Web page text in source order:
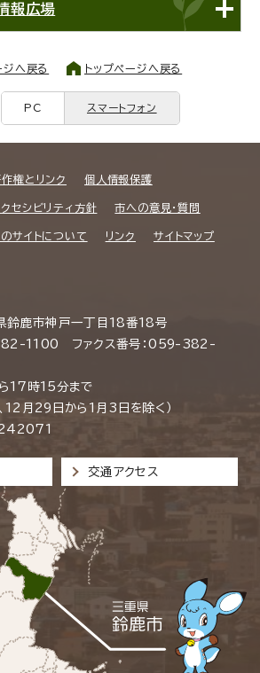
報広場
へ戻る トップページへ戻る
PC スマートフォン
権とリンク 個人情報保護
セシビリティ方針 市への意見・質問
のサイトについて リンク サイトマップ
鹿市神戸一丁目18番18号
1100 ファクス番号：059-382-
17時15分まで
12月29日から1月3日を除く）
交通アクセス